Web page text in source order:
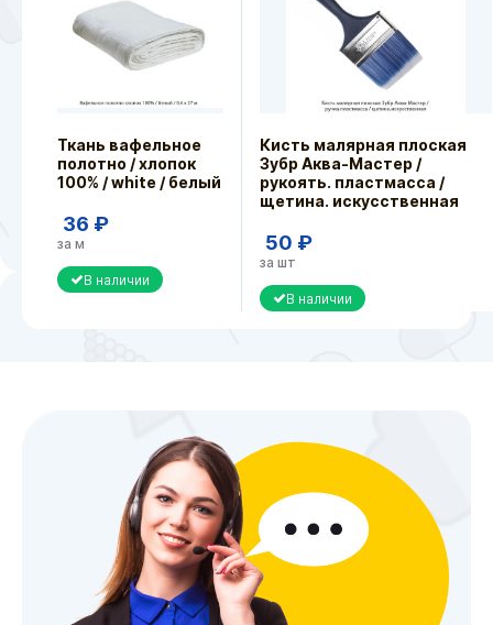
Ткань вафельное
полотно / хлопок
100% / white / белый
36 ₽
за м
В наличии
Кисть малярная плоская
Зубр Аква-Мастер /
рукоять. пластмасса /
щетина. искусственная
50 ₽
за шт
В наличии